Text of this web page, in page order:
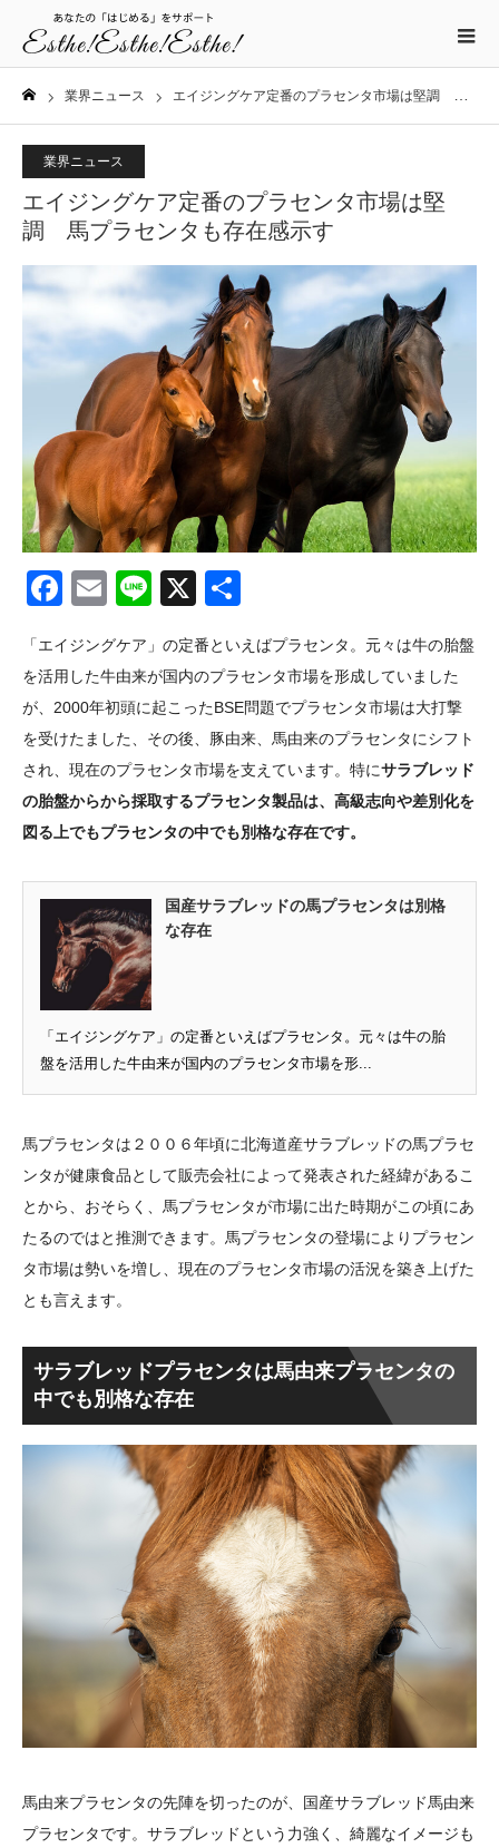
業界ニュース エイジングケア定番のプラセンタ市場は堅調 馬プラセンタも存在感示す
業界ニュース
エイジングケア定番のプラセンタ市場は堅
調 馬プラセンタも存在感示す
Facebook
EmailLine
X
「エイジングケア」の定番といえばプラセンタ。元々は牛の胎盤
を活用した牛由来が国内のプラセンタ市場を形成していました
が、2000年初頭に起こったBSE問題でプラセンタ市場は大打撃
を受けたました、その後、豚由来、馬由来のプラセンタにシフト
され、現在のプラセンタ市場を支えています。特にサラブレッド
の胎盤からから採取するプラセンタ製品は、高級志向や差別化を
図る上でもプラセンタの中でも別格な存在です。
国産サラブレッドの馬プラセンタは別格
な存在
「エイジングケア」の定番といえばプラセンタ。元々は牛の胎
盤を活用した牛由来が国内のプラセンタ市場を形...
馬プラセンタは２００６年頃に北海道産サラブレッドの馬プラセ
ンタが健康食品として販売会社によって発表された経緯があるこ
とから、おそらく、馬プラセンタが市場に出た時期がこの頃にあ
たるのではと推測できます。馬プラセンタの登場によりプラセン
タ市場は勢いを増し、現在のプラセンタ市場の活況を築き上げた
とも言えます。
サラブレッドプラセンタは馬由来プラセンタの
中でも別格な存在
馬由来プラセンタの先陣を切ったのが、国産サラブレッド馬由来
プラセンタです。サラブレッドという力強く、綺麗なイメージも